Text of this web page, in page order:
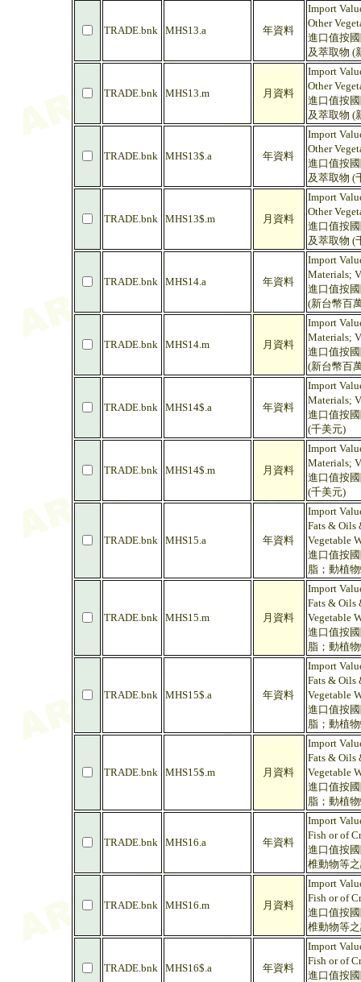
TRADE.bnk MHS13.a 年資料
Import
Other
進口值按
及萃取物 (
TRADE.bnk MHS13.m 月資料
Import
Other
進口值按
及萃取物 (
TRADE.bnk MHS13$.a 年資料
Import
Other
進口值按
及萃取物 (
TRADE.bnk MHS13$.m 月資料
Import
Other
進口值按
及萃取物 (
TRADE.bnk MHS14.a 年資料
Import
Materials;
進口值按
(新台幣百
TRADE.bnk MHS14.m 月資料
Import
Materials;
進口值按
(新台幣百
TRADE.bnk MHS14$.a 年資料
Import
Materials;
進口值按
(千美元)
TRADE.bnk MHS14$.m 月資料
Import
Materials;
進口值按
(千美元)
TRADE.bnk MHS15.a 年資料
Import
Fats & Oils
Vegetable
進口值按
脂；動植
TRADE.bnk MHS15.m 月資料
Import
Fats & Oils
Vegetable
進口值按
脂；動植
TRADE.bnk MHS15$.a 年資料
Import
Fats & Oils
Vegetable
進口值按
脂；動植
TRADE.bnk MHS15$.m 月資料
Import
Fats & Oils
Vegetable
進口值按
脂；動植
TRADE.bnk MHS16.a 年資料
Import
Fish or of
進口值按
椎動物等
TRADE.bnk MHS16.m 月資料
Import
Fish or of
進口值按
椎動物等
TRADE.bnk MHS16$.a 年資料
Import
Fish or of
進口值按